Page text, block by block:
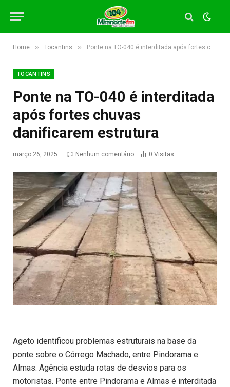
Home » Tocantins » Ponte na TO-040 é interditada após fortes chuvas danificarem estrutura
TOCANTINS
Ponte na TO-040 é interditada
após fortes chuvas
danificarem estrutura
março 26, 2025 Nenhum comentário 0 Visitas
Ageto identificou problemas estruturais na base da
ponte sobre o Córrego Machado, entre Pindorama e
Almas. Agência estuda rotas de desvios para os
motoristas. Ponte entre Pindorama e Almas é interditada